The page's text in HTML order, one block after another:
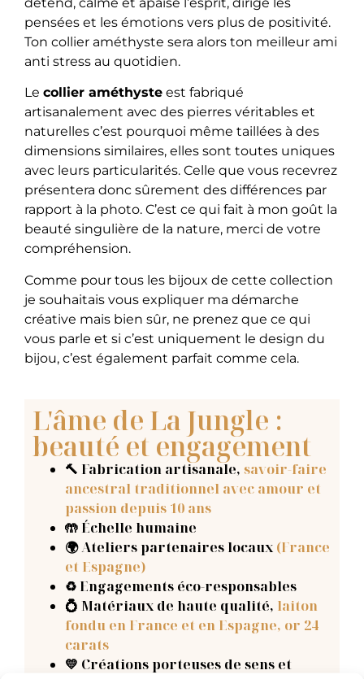
pensées et les émotions vers plus de positivité.
Ton collier améthyste sera alors ton meilleur ami
anti stress au quotidien.
Le collier améthyste est fabriqué
artisanalement avec des pierres véritables et
naturelles c’est pourquoi même taillées à des
dimensions similaires, elles sont toutes uniques
avec leurs particularités. Celle que vous recevrez
présentera donc sûrement des différences par
rapport à la photo. C’est ce qui fait à mon goût la
beauté singulière de la nature, merci de votre
compréhension.
Comme pour tous les bijoux de cette collection
je souhaitais vous expliquer ma démarche
créative mais bien sûr, ne prenez que ce qui
vous parle et si c’est uniquement le design du
bijou, c’est également parfait comme cela.
L'âme de La Jungle :
beauté et engagement
🔨 Fabrication artisanale, savoir-faire
ancestral traditionnel avec amour et
passion depuis 10 ans
🤲 Échelle humaine
🌍 Ateliers partenaires locaux (France
et Espagne)
♻️ Engagements éco-responsables
💍 Matériaux de haute qualité, laiton
fondu en France et en Espagne, or 24
carats
💛 Créations porteuses de sens et